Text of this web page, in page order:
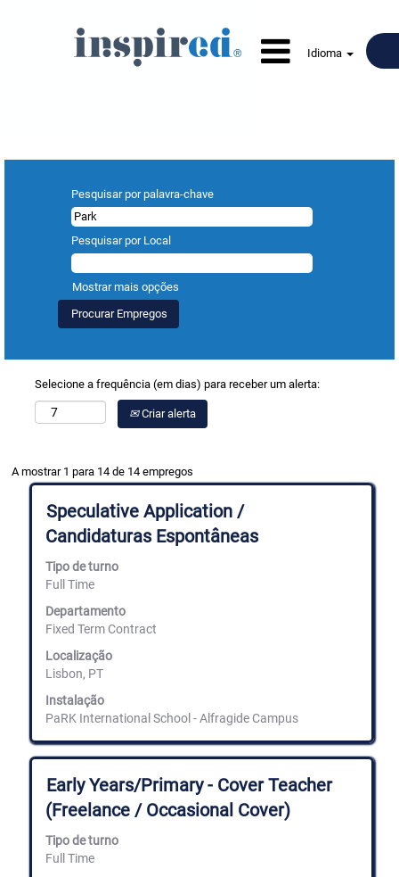
Idioma
Pesquisar por palavra-chave
Pesquisar por Local
Mostrar mais opções
Selecione a frequência (em dias) para receber um alerta:
Criar alerta
A mostrar 1 para 14 de 14 empregos
resultados
para
"Park".
A
de
tabulação
para
navegar
lista
de
Título
Speculative Application /
Candidaturas Espontâneas
Tipo de turno
Full Time
Departamento
Fixed Term Contract
Localização
Lisbon, PT
Instalação
PaRK International School - Alfragide Campus
Selecione
com
a
de
espaços
ver
os
conteúdos
completos
da
informação
de
Título
Early Years/Primary - Cover Teacher
(Freelance / Occasional Cover)
Tipo de turno
Full Time
Selecione
com
a
de
espaços